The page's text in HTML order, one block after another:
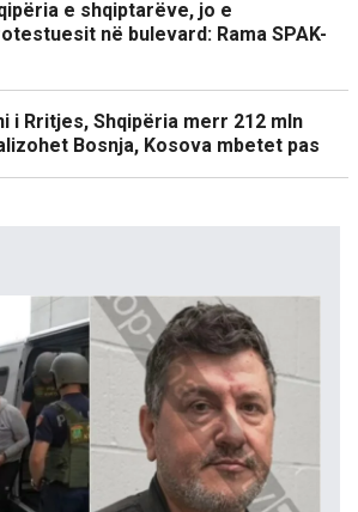
e shqiptarëve, jo e
në bulevard: Rama SPAK-
i Rritjes, Shqipëria merr 212 mln
Bosnja, Kosova mbetet pas